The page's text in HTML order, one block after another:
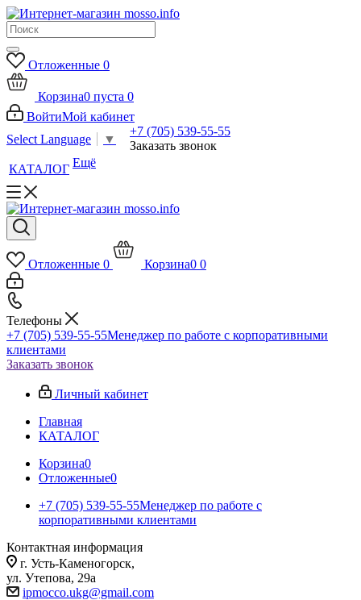
Отложенные 0
Корзина0 пуста 0
ВойтиМой кабинет
Select Language
▼
+7 (705) 539-55-55
Заказать звонок
КАТАЛОГ Ещё
Отложенные 0 Корзина0 0
Телефоны
+7 (705) 539-55-55Менеджер по работе с корпоративными
клиентами
Заказать звонок
Личный кабинет
Главная
КАТАЛОГ
Корзина0
Отложенные0
+7 (705) 539-55-55Менеджер по работе с
корпоративными клиентами
Контактная информация
г. Усть-Каменогорск,
ул. Утепова, 29а
ipmocco.ukg@gmail.com